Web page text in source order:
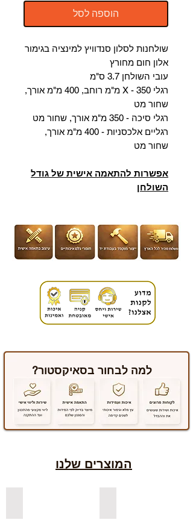
הוספה לסל
שולחנות לסלון סנדוויץ למינציה בגימור
אלון חום מחורץ
עובי השולחן 3.7 ס"מ
רגלי X - 350 מ"מ רוחב, 400 מ"מ אורך,
שחור מט
רגלי סיכה - 350 מ"מ אורך, שחור מט
רגליים אלכסניות - 400 מ"מ אורך,
שחור מט
אפשרות להתאמה אישית של גודל
השולחן
למה לבחור בסאיקסטור?
המוצרים שלנו